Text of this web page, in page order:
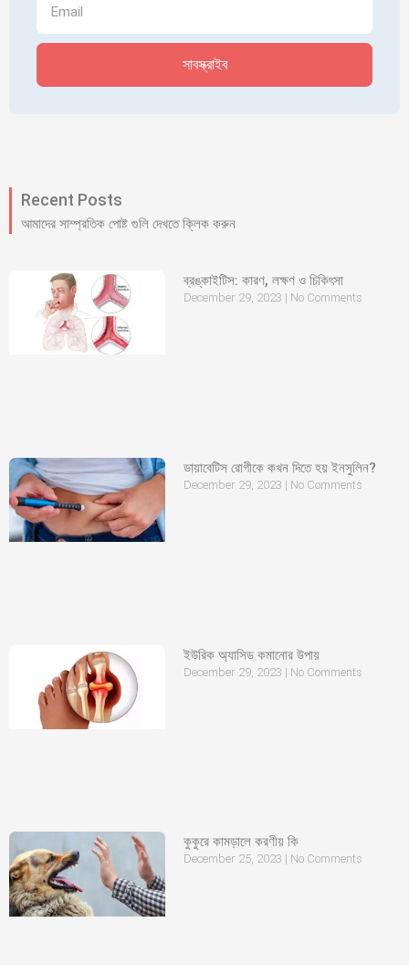
সাবস্ক্রাইব
Recent Posts
আমাদের সাম্প্রতিক পোষ্ট গুলি দেখতে ক্লিক করুন
ব্রঙ্কাইটিস: কারণ, লক্ষণ ও চিকিৎসা
December 29, 2023 No Comments
ডায়াবেটিস রোগীকে কখন দিতে হয় ইনসুলিন?
December 29, 2023 No Comments
ইউরিক অ্যাসিড কমানোর উপায়
December 29, 2023 No Comments
কুকুরে কামড়ালে করণীয় কি
December 25, 2023 No Comments